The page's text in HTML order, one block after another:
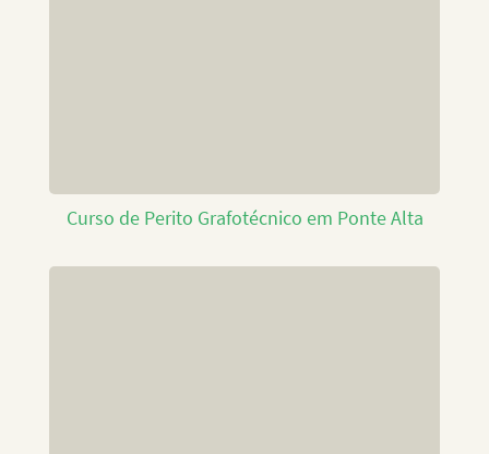
Curso de Perito Grafotécnico em Ponte Alta